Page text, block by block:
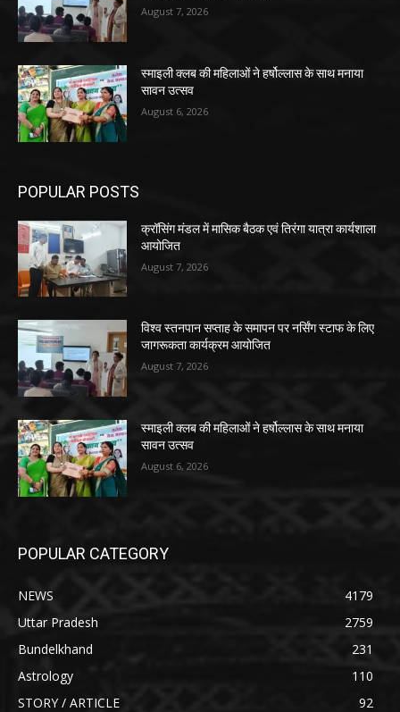
August 7, 2026
स्माइली क्लब की महिलाओं ने हर्षोल्लास के साथ मनाया
सावन उत्सव
August 6, 2026
POPULAR POSTS
क्रॉसिंग मंडल में मासिक बैठक एवं तिरंगा यात्रा कार्यशाला
आयोजित
August 7, 2026
विश्व स्तनपान सप्ताह के समापन पर नर्सिंग स्टाफ के लिए
जागरूकता कार्यक्रम आयोजित
August 7, 2026
स्माइली क्लब की महिलाओं ने हर्षोल्लास के साथ मनाया
सावन उत्सव
August 6, 2026
POPULAR CATEGORY
NEWS
4179
Uttar Pradesh
2759
Bundelkhand
231
Astrology
110
STORY / ARTICLE
92